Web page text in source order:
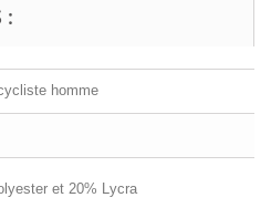
:
homme
et 20% Lycra